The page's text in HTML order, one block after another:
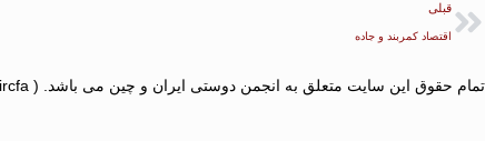
قبلی
اقتصاد کمربند و جاده
تمام حقوق این سایت متعلق به انجمن دوستی ایران و چین می باشد. ( All Right Reserved By ircfa © )